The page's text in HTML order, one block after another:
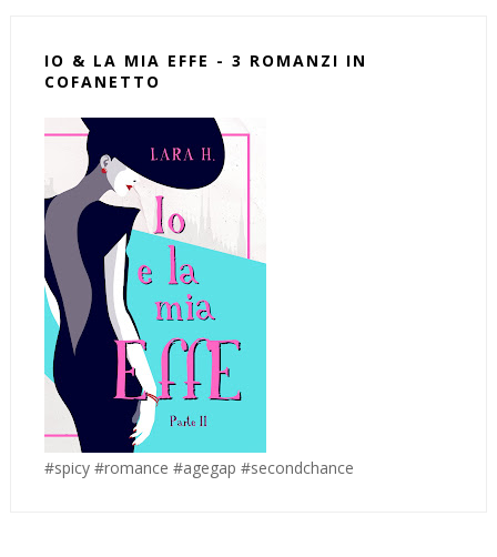
IO & LA MIA EFFE - 3 ROMANZI IN
COFANETTO
#spicy #romance #agegap #secondchance